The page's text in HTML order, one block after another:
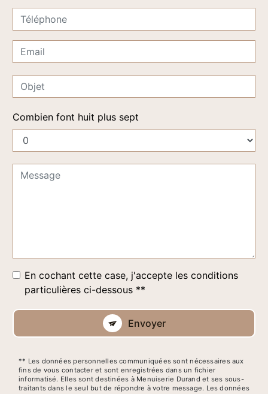
Combien font huit plus sept
En cochant cette case, j'accepte les conditions
particulières ci-dessous **
Envoyer
** Les données personnelles communiquées sont nécessaires aux
fins de vous contacter et sont enregistrées dans un fichier
informatisé. Elles sont destinées à Menuiserie Durand et ses sous-
traitants dans le seul but de répondre à votre message. Les données